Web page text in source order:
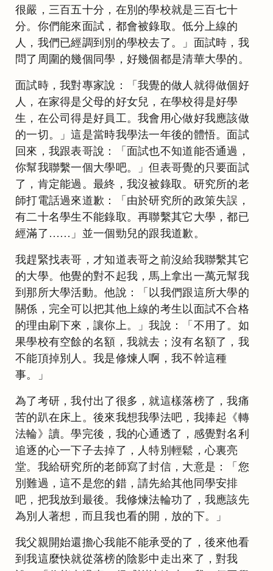
很嚴，三百五十分，在別的學校就是三百七十
分。你們能來面試，都會被錄取。低分上線的
人，我們已經調到別的學校去了。」面試時，我
問了周圍的幾個同學，好幾個都是清華大學的。
面試時，我對專家說：「我覺的做人就得做個好
人，在家得是父母的好女兒，在學校得是好學
生，在公司得是好員工。我會用心做好我應該做
的一切。」這是當時我學法一年後的體悟。面試
回來，我跟表哥說：「面試也不知道能否通過，
你幫我聯繫一個大學吧。」但表哥覺的只要面試
了，肯定能過。最終，我沒被錄取。研究所的老
師打電話過來道歉：「由於研究所的政策失誤，
有二十名學生不能錄取。再聯繫其它大學，都已
經滿了……」並一個勁兒的跟我道歉。
我趕緊找表哥，才知道表哥之前沒給我聯繫其它
的大學。他覺的對不起我，馬上拿出一萬元幫我
到那所大學活動。他說：「以我們跟這所大學的
關係，完全可以把其他上線的考生以面試不合格
的理由刷下來，讓你上。」我說：「不用了。如
果學校有空餘的名額，我就去；沒有名額了，我
不能頂掉別人。我是修煉人啊，我不幹這種
事。」
為了考研，我付出了很多，就這樣落榜了，我痛
苦的趴在床上。後來我想我學法吧，我捧起《轉
法輪》讀。學完後，我的心通透了，感覺對名利
追逐的心一下子去掉了，人特別輕鬆，心裏亮
堂。我給研究所的老師寫了封信，大意是：「您
別難過，這不是您的錯，請先給其他同學安排
吧，把我放到最後。我修煉法輪功了，我應該先
為別人著想，而且我也看的開，放的下。」
我父親開始還擔心我能不能承受的了，後來他看
到我這麼快就從落榜的陰影中走出來了，對我